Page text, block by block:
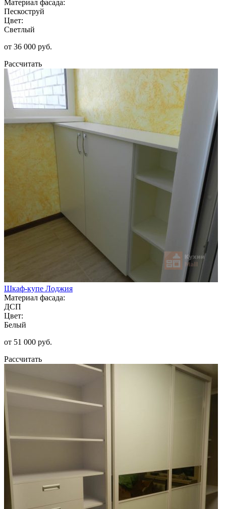
Материал фасада:
Пескоструй
Цвет:
Светлый
от 36 000 руб.
Рассчитать
Шкаф-купе Лоджия
Материал фасада:
ДСП
Цвет:
Белый
от 51 000 руб.
Рассчитать